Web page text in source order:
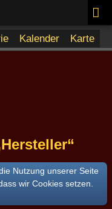
Kalender Karte
Nutzung unserer Seite
wir Cookies setzen.